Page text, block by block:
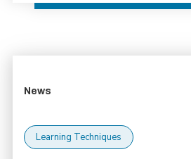
News
Learning Techniques